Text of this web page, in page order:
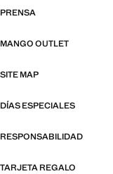
PRENSA
MANGO OUTLET
SITE MAP
DÍAS ESPECIALES
RESPONSABILIDAD
TARJETA REGALO